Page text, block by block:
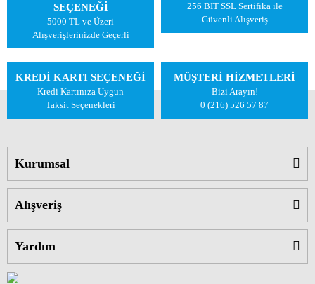
SEÇENEĞİ
5000 TL ve Üzeri
Alışverişlerinizde Geçerli
256 BIT SSL Sertifika ile
Güvenli Alışveriş
KREDİ KARTI SEÇENEĞİ
Kredi Kartınıza Uygun
Taksit Seçenekleri
MÜŞTERİ HİZMETLERİ
Bizi Arayın!
0 (216) 526 57 87
Kurumsal
Alışveriş
Yardım